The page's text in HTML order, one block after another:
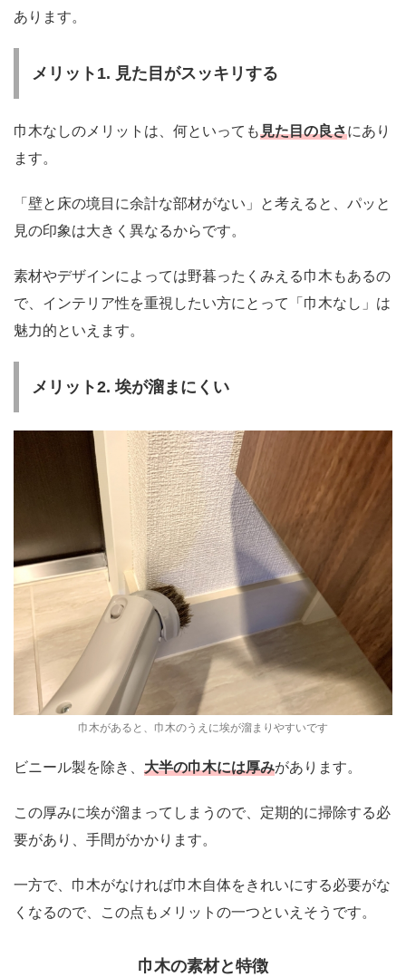
あります。
メリット1. 見た目がスッキリする
巾木なしのメリットは、何といっても見た目の良さにあり
ます。
「壁と床の境目に余計な部材がない」と考えると、パッと
見の印象は大きく異なるからです。
素材やデザインによっては野暮ったくみえる巾木もあるの
で、インテリア性を重視したい方にとって「巾木なし」は
魅力的といえます。
メリット2. 埃が溜まにくい
巾木があると、巾木のうえに埃が溜まりやすいです
ビニール製を除き、 大半の巾木には厚みがあります。
この厚みに埃が溜まってしまうので、定期的に掃除する必
要があり、手間がかかります。
一方で、巾木がなければ巾木自体をきれいにする必要がな
くなるので、この点もメリットの一つといえそうです。
巾木の素材と特徴